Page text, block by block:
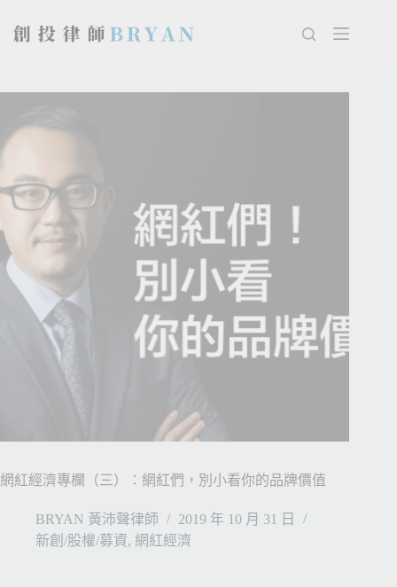
網紅經濟專欄（三）：網紅們，別小看你的品牌價值
BRYAN 黃沛聲律師
2019 年 10 月 31 日
新創/股權/募資, 網紅經濟